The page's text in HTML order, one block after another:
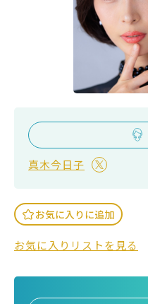
真木今日子
お気に入りに追加
お気に入りリストを見る